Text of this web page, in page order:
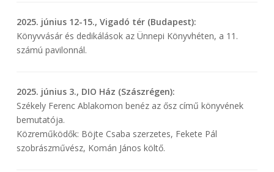
2025. június 12-15., Vigadó tér (Budapest):
Könyvvásár és dedikálások az Ünnepi Könyvhéten, a 11.
számú pavilonnál.
2025. június 3., DIO Ház (Szászrégen):
Székely Ferenc Ablakomon benéz az ősz című könyvének
bemutatója.
Közreműködők: Böjte Csaba szerzetes, Fekete Pál
szobrászművész, Komán János költő.